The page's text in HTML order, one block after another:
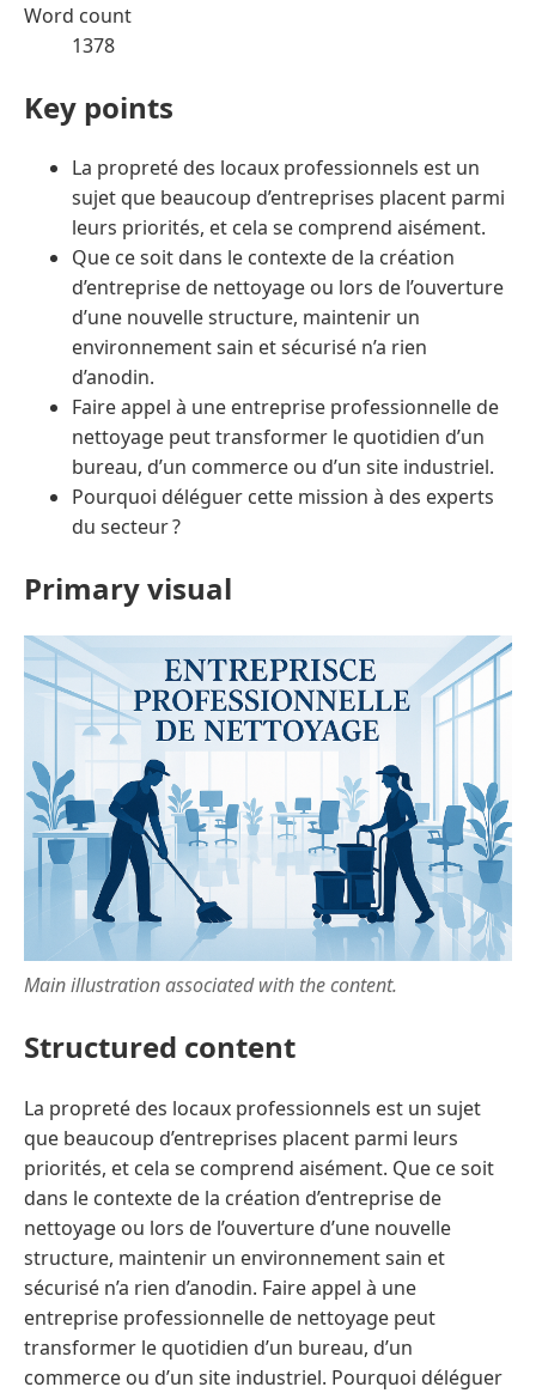
Word count
1378
Key points
La propreté des locaux professionnels est un
sujet que beaucoup d’entreprises placent parmi
leurs priorités, et cela se comprend aisément.
Que ce soit dans le contexte de la création
d’entreprise de nettoyage ou lors de l’ouverture
d’une nouvelle structure, maintenir un
environnement sain et sécurisé n’a rien
d’anodin.
Faire appel à une entreprise professionnelle de
nettoyage peut transformer le quotidien d’un
bureau, d’un commerce ou d’un site industriel.
Pourquoi déléguer cette mission à des experts
du secteur ?
Primary visual
Main illustration associated with the content.
Structured content
La propreté des locaux professionnels est un sujet
que beaucoup d’entreprises placent parmi leurs
priorités, et cela se comprend aisément. Que ce soit
dans le contexte de la création d’entreprise de
nettoyage ou lors de l’ouverture d’une nouvelle
structure, maintenir un environnement sain et
sécurisé n’a rien d’anodin. Faire appel à une
entreprise professionnelle de nettoyage peut
transformer le quotidien d’un bureau, d’un
commerce ou d’un site industriel. Pourquoi déléguer